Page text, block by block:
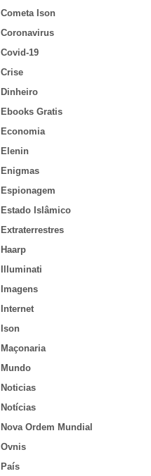
Cometa Ison
Coronavirus
Covid-19
Crise
Dinheiro
Ebooks Gratis
Economia
Elenin
Enigmas
Espionagem
Estado Islâmico
Extraterrestres
Haarp
Illuminati
Imagens
Internet
Ison
Maçonaria
Mundo
Noticias
Notícias
Nova Ordem Mundial
Ovnis
País